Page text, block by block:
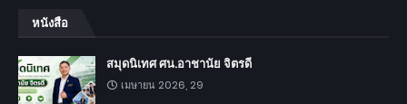
หนังสือ
สมุดนิเทศ ศน.อาชานัย จิตรดี
เมษายน 2026, 29